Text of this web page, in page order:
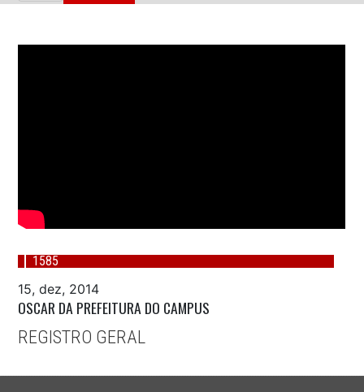
1585
15, dez, 2014
OSCAR DA PREFEITURA DO CAMPUS
REGISTRO GERAL